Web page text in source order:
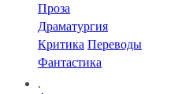
Проза
Драматургия
Критика Переводы
Фантастика
.